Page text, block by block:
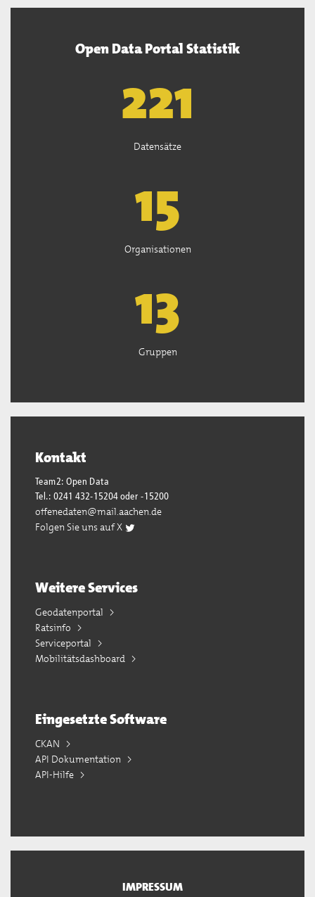
Open Data Portal Statistik
222
Datensätze
15
Organisationen
13
Gruppen
Kontakt
Team2: Open Data
Tel.: 0241 432-15204 oder -15200
offenedaten@mail.aachen.de
Folgen Sie uns auf X
Weitere Services
Geodatenportal
Ratsinfo
Serviceportal
Mobilitätsdashboard
Eingesetzte Software
CKAN
API Dokumentation
API-Hilfe
IMPRESSUM